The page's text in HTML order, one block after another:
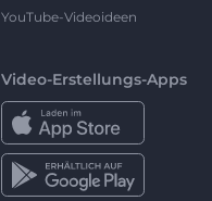
YouTube-Videoideen
Video-Erstellungs-Apps